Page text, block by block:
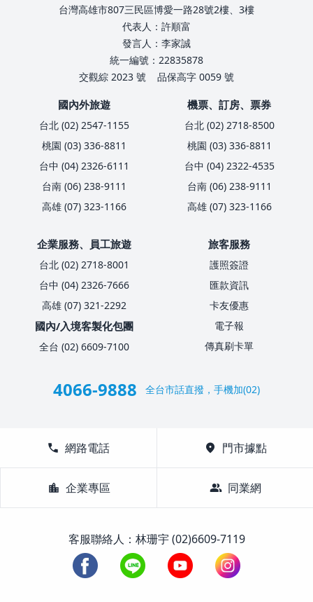
台灣高雄市807三民區博愛一路28號2樓、3樓
代表人：許順富
發言人：李家誠
統一編號：22835878
交觀綜 2023 號
品保高字 0059 號
國內外旅遊
台北 (02) 2547-1155
桃園 (03) 336-8811
台中 (04) 2326-6111
台南 (06) 238-9111
高雄 (07) 323-1166
機票、訂房、票券
台北 (02) 2718-8500
桃園 (03) 336-8811
台中 (04) 2322-4535
台南 (06) 238-9111
高雄 (07) 323-1166
企業服務、員工旅遊
台北 (02) 2718-8001
台中 (04) 2326-7666
高雄 (07) 321-2292
國內/入境客製化包團
全台 (02) 6609-7100
旅客服務
護照簽證
匯款資訊
卡友優惠
電子報
傳真刷卡單
4066-9888 全台市話直撥，手機加(02)
call 網路電話 location_on 門市據點
location_city 企業專區 group 同業網
客服聯絡人：林珊宇 (02)6609-7119